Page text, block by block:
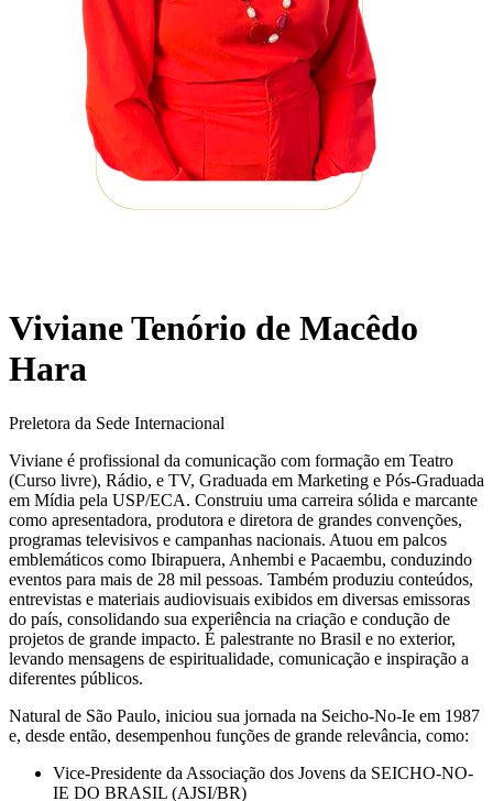
Viviane Tenório de Macêdo
Hara
Preletora da Sede Internacional
Viviane é profissional da comunicação com formação em Teatro
(Curso livre), Rádio, e TV, Graduada em Marketing e Pós-Graduada
em Mídia pela USP/ECA. Construiu uma carreira sólida e marcante
como apresentadora, produtora e diretora de grandes convenções,
programas televisivos e campanhas nacionais. Atuou em palcos
emblemáticos como Ibirapuera, Anhembi e Pacaembu, conduzindo
eventos para mais de 28 mil pessoas. Também produziu conteúdos,
entrevistas e materiais audiovisuais exibidos em diversas emissoras
do país, consolidando sua experiência na criação e condução de
projetos de grande impacto. É palestrante no Brasil e no exterior,
levando mensagens de espiritualidade, comunicação e inspiração a
diferentes públicos.
Natural de São Paulo, iniciou sua jornada na Seicho-No-Ie em 1987
e, desde então, desempenhou funções de grande relevância, como:
Vice-Presidente da Associação dos Jovens da SEICHO-NO-
IE DO BRASIL (AJSI/BR)